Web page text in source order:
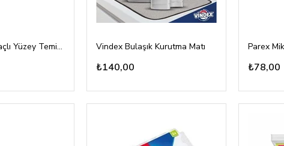
Bingo Çok Amaçlı Yüzey Temizlik Havlusu Lavanta 96'lı Vindex Bulaşık Kurutma Matı
₺140,00 ₺78,00